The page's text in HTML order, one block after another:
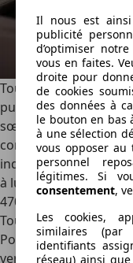
Tout cela est similaire
puisque les deux
sœurs. Une bonne
comme la console
induction et
à lui, est plus petit
470 litres ; mais il y a
Toujours plus
Pour l’instant, la
version qui semble
Il nous est
publicité
d’optimiser
vous en faites.
droite pour
de cookies
des données à
le bouton en bas
à une sélection
vous opposer au
personnel
légitimes. Si
consentement,
Les cookies,
similaires
identifiants
réseau) ainsi